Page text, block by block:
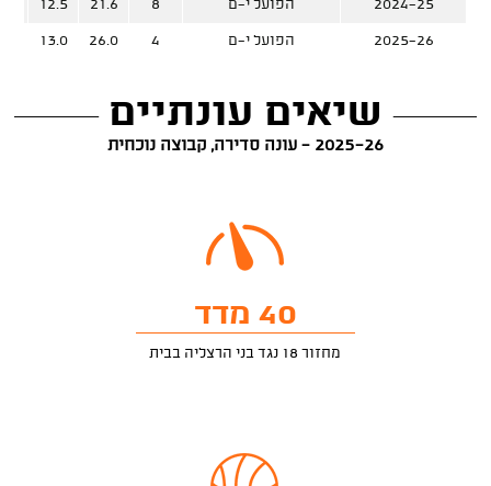
2024-25 הפועל י-ם 8
21.6
12.5
2025-26 הפועל י-ם 4
26.0
13.0
שיאים עונתיים
2025-26 - עונה סדירה, קבוצה נוכחית
40 מדד
מחזור 18 נגד בני הרצליה בבית